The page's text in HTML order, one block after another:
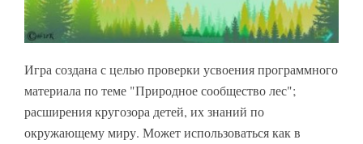
Игра создана с целью проверки усвоения программного
материала по теме "Природное сообщество лес";
расширения кругозора детей, их знаний по
окружающему миру. Может использоваться как в